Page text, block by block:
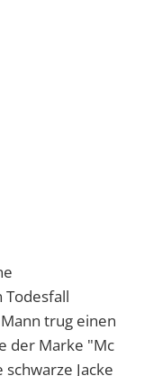
Todesfall
trug einen
der Marke "Mc
Jacke